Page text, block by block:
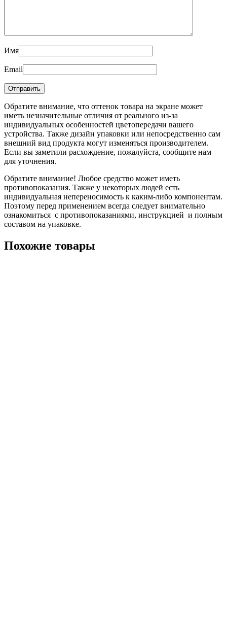
Имя
Email
Обратите внимание, что оттенок товара на экране может
иметь незначительные отличия от реального из-за
индивидуальных особенностей цветопередачи вашего
устройства. Также дизайн упаковки или непосредственно сам
внешний вид продукта могут изменяться производителем.
Если вы заметили расхождение, пожалуйста, сообщите нам
для уточнения.
Обратите внимание! Любое средство может иметь
противопоказания. Также у некоторых людей есть
индивидуальная непереносимость к каким-либо компонентам.
Поэтому перед применением всегда следует внимательно
ознакомиться с противопоказаниями, инструкцией и полным
составом на упаковке.
Похожие товары